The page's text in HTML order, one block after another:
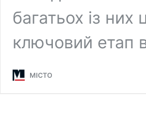
багатьох із
ключовий етап
МІСТО